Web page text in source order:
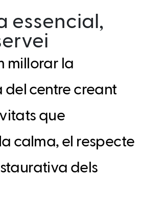
essencial,
millorar la
del centre creant
que
calma, el respecte
dels